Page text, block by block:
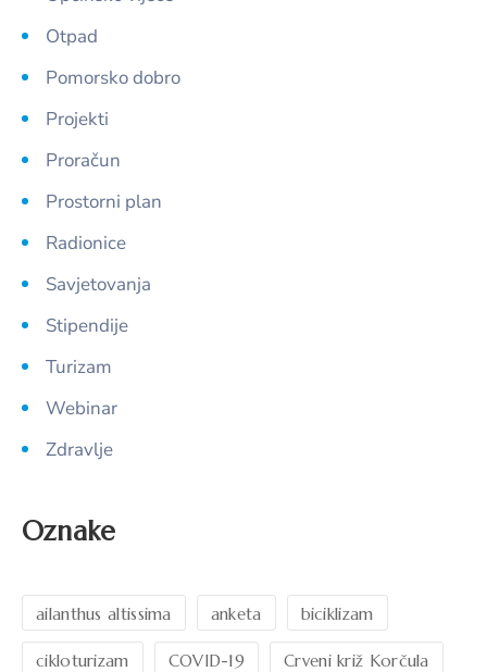
Otpad
Pomorsko dobro
Projekti
Proračun
Prostorni plan
Radionice
Savjetovanja
Stipendije
Turizam
Webinar
Zdravlje
Oznake
ailanthus altissima anketa biciklizam
cikloturizam COVID-19 Crveni križ Korčula